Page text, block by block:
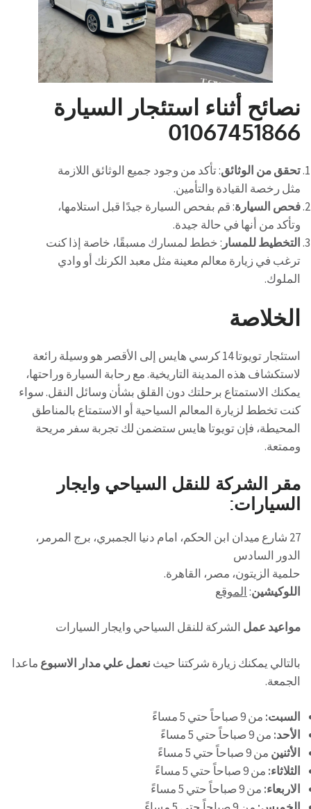
نصائح أثناء استئجار السيارة
01067451866
تحقق من الوثائق: تأكد من وجود جميع الوثائق اللازمة
مثل رخصة القيادة والتأمين.
فحص السيارة: قم بفحص السيارة جيدًا قبل استلامها،
وتأكد من أنها في حالة جيدة.
التخطيط للمسار : خطط لمسارك مسبقًا، خاصة إذا كنت
ترغب في زيارة معالم معينة مثل معبد الكرنك أو وادي
الملوك.
الخلاصة
استئجار تويوتا 14 كرسي هايس إلى الأقصر هو وسيلة رائعة
لاستكشاف هذه المدينة التاريخية. مع رحابة السيارة وراحتها،
يمكنك الاستمتاع برحلتك دون القلق بشأن وسائل النقل. سواء
كنت تخطط لزيارة المعالم السياحية أو الاستمتاع بالمناطق
المحيطة، فإن تويوتا هايس ستضمن لك تجربة سفر مريحة
وممتعة.
مقر الشركة للنقل السياحي وايجار
السيارات:
27 شارع ميدان ابن الحكم، امام دنيا الجمبري، برج المرمر،
الدور السادس
حلمية الزيتون، مصر، القاهرة.
اللوكيشين: الموقع
مواعيد عمل الشركة للنقل السياحي وايجار السيارات
بالتالي يمكنك زيارة شركتنا حيث نعمل علي مدار الاسبوع ماعدا
الجمعة.
السبت: من 9 صباحاً حتي 5 مساءً
الأحد: من 9 صباحاً حتي 5 مساءً
الأثنين من 9 صباحاً حتي 5 مساءً
الثلاثاء: من 9 صباحاً حتي 5 مساءً
الاربعاء: من 9 صباحاً حتي 5 مساءً